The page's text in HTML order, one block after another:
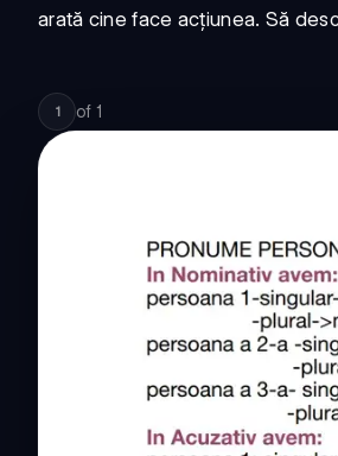
arată cine face acțiunea. Să
1 of 1